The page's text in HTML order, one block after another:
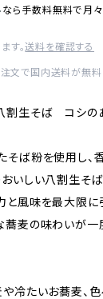
なら 手数料無料で 月々
す。送料を確認する
文で国内送料が無料
割生そば コシの
そば粉を使用し、
いしい八割生そば
風味を最大限に
蕎麦の味わいが
冷たいお蕎麦、